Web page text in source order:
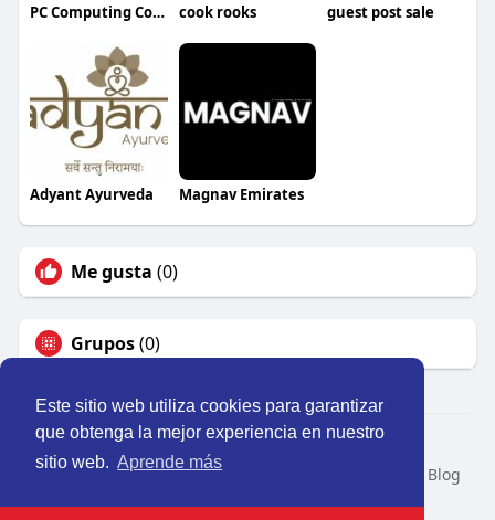
Este sitio web utiliza cookies para garantizar
que obtenga la mejor experiencia en nuestro
sitio web. Aprende más
PC Computing Consulting cook rooks guest post sale
Adyant Ayurveda Magnav Emirates
Me gusta (0)
Grupos(0)
© 2026 Perú Activo
Inicio
Nosotros Contacto
Blog